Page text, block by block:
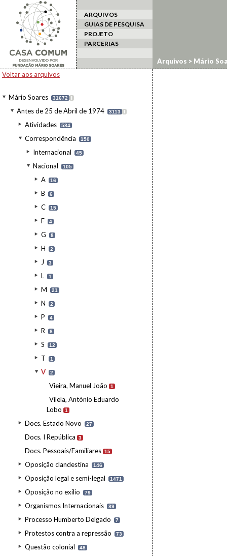
ARQUIVOS
GUIAS DE PESQUISA
PROJETO
PARCERIAS
Voltar aos arquivos
Mário Soares 31672 I
Antes de 25 de Abril de 1974 3113 I
Atividades 584
Correspondência 150
Internacional 45
Nacional 105
A 16
B 6
C 15
F 4
G 8
H 2
J 3
L 1
M 21
N 2
P 4
R 8
S 12
T 1
V 2
Vieira, Manuel João 1
Vilela, António Eduardo
Lobo
1
Docs. Estado Novo 27
Docs. I República 3
Docs. Pessoais/Familiares 15
Oposição clandestina 146
Oposição legal e semi-legal 1471
Oposição no exílio 79
Organismos Internacionais 89
Processo Humberto Delgado 7
Protestos contra a repressão 73
Questão colonial 48
Arquivos > Mário